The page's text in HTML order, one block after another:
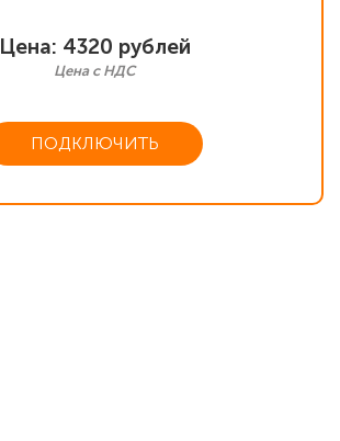
Цена: 4320 рублей
Цена с НДС
ПОДКЛЮЧИТЬ